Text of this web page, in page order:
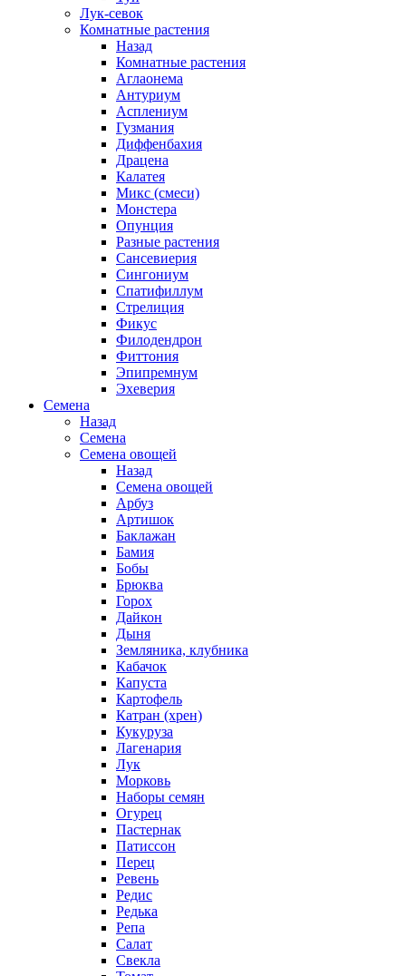
Лук-севок
Комнатные растения
Назад
Комнатные растения
Аглаонема
Антуриум
Асплениум
Гузмания
Диффенбахия
Драцена
Калатея
Микс (смеси)
Монстера
Опунция
Разные растения
Сансевиерия
Сингониум
Спатифиллум
Стрелиция
Фикус
Филодендрон
Фиттония
Эпипремнум
Эхеверия
Семена
Назад
Семена
Семена овощей
Назад
Семена овощей
Арбуз
Артишок
Баклажан
Бамия
Бобы
Брюква
Горох
Дайкон
Дыня
Земляника, клубника
Кабачок
Капуста
Картофель
Катран (хрен)
Кукуруза
Лагенария
Лук
Морковь
Наборы семян
Огурец
Пастернак
Патиссон
Перец
Ревень
Редис
Редька
Репа
Салат
Свекла